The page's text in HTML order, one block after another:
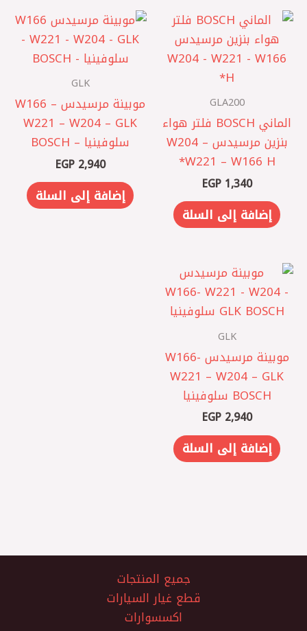
GLA200
الماني BOSCH فلتر هواء
بنزين مرسيدس W204 –
W221 – W166 H*
EGP1,340
إضافة إلى السلة
GLK
موبينة مرسيدس W166 –
W221 – W204 – GLK
سلوفينيا – BOSCH
EGP2,940
إضافة إلى السلة
GLK
موبينة مرسيدس W166-
W221 – W204 – GLK
BOSCH سلوفينيا
EGP2,940
إضافة إلى السلة
جميع المنتجات
قطع غيار السيارات
اكسسوارات